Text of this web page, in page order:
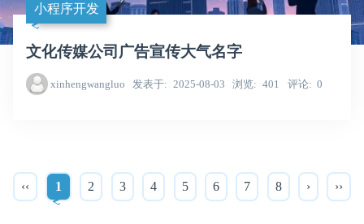
小程序开发
文化传媒公司广告宣传大气名字
xinhengwangluo 发表于 2025-08-03 浏览 401 评论 0
‹‹ 1 2 3 4 5 6 7 8 › ››